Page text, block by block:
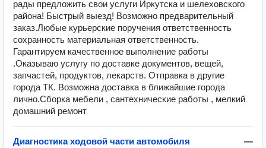
рады предложить свои услуги Иркутска и шелеховского
района! Быстрый выезд! Возможно предварительный
заказ.Любые курьерские поручения ответственность
сохранность материальная ответственность.
Гарантируем качественное выполнение работы
.Оказываю услугу по доставке документов, вещей,
запчастей, продуктов, лекарств. Отправка в другие
города ТК. Возможна доставка в ближайшие города
лично.Сборка мебели , сантехнические работы , мелкий
домашний ремонт
Диагностика ходовой части автомобиля —